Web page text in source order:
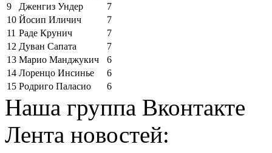
9
Дженгиз Ундер
7
10 Йосип Иличич
7
11 Раде Крунич
7
12 Дуван Сапата
7
13 Марио Манджукич
6
14 Лоренцо Инсинье
6
15 Родриго Паласио 6
Наша группа Вконтакте
Лента новостей: